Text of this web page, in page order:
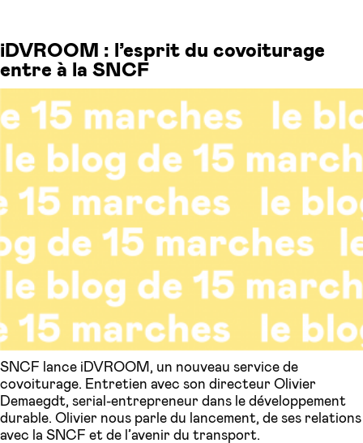
iDVROOM : l’esprit du covoiturage
entre à la SNCF
SNCF lance iDVROOM, un nouveau service de
covoiturage. Entretien avec son directeur Olivier
Demaegdt, serial-entrepreneur dans le développement
durable. Olivier nous parle du lancement, de ses relations
avec la SNCF et de l’avenir du transport.